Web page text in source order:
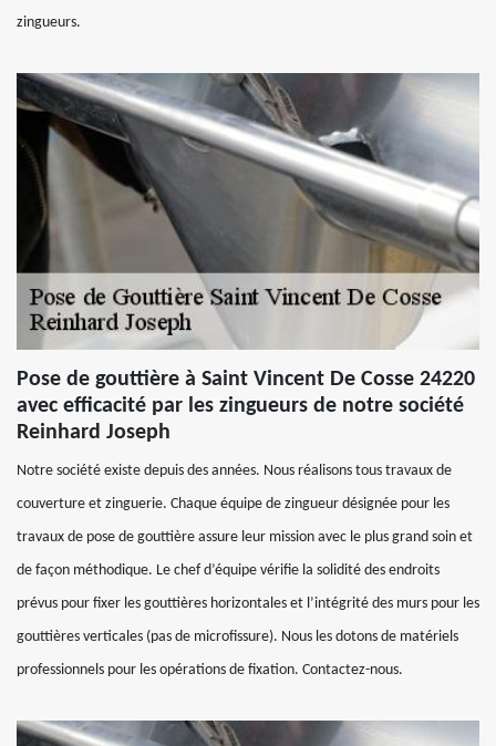
zingueurs.
Pose de gouttière à Saint Vincent De Cosse 24220
avec efficacité par les zingueurs de notre société
Reinhard Joseph
Notre société existe depuis des années. Nous réalisons tous travaux de
couverture et zinguerie. Chaque équipe de zingueur désignée pour les
travaux de pose de gouttière assure leur mission avec le plus grand soin et
de façon méthodique. Le chef d’équipe vérifie la solidité des endroits
prévus pour fixer les gouttières horizontales et l’intégrité des murs pour les
gouttières verticales (pas de microfissure). Nous les dotons de matériels
professionnels pour les opérations de fixation. Contactez-nous.